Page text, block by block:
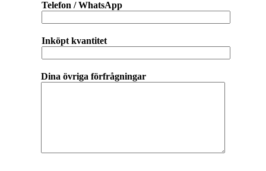
Telefon / WhatsApp
Inköpt kvantitet
Dina övriga förfrågningar